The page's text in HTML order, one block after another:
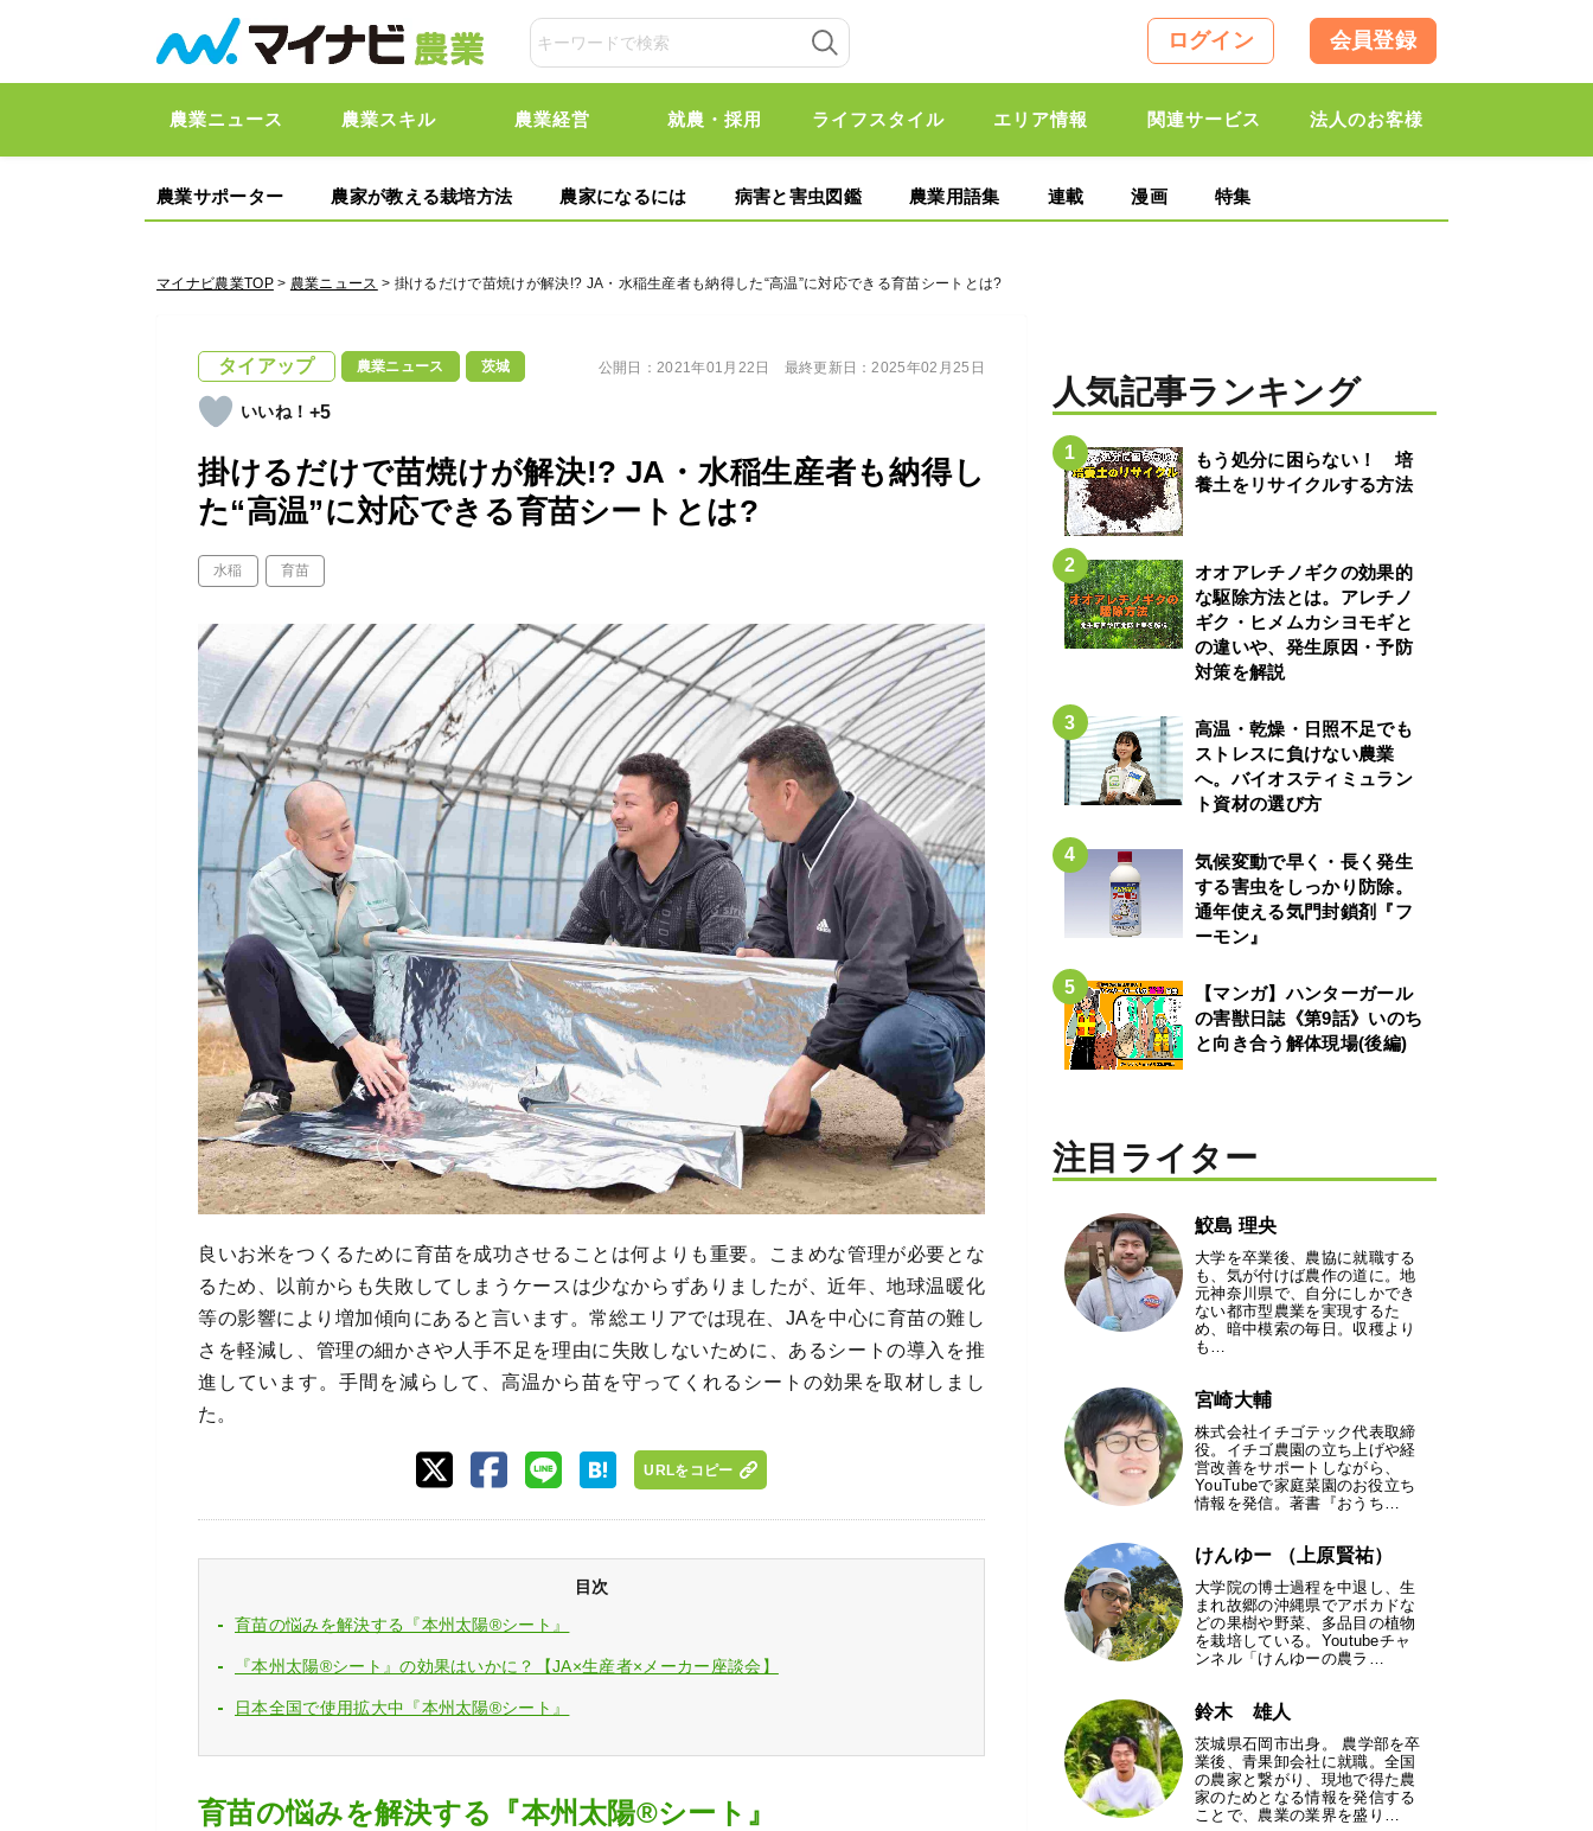
ログイン 会員登録
農業ニュース 農業スキル 農業経営 就農・採用 ライフスタイル エリア情報 関連サービス 法人のお客様
農業サポーター 農家が教える栽培方法 農家になるには 病害と害虫図鑑 農業用語集 連載 漫画 特集
マイナビ農業TOP> 農業ニュース > 掛けるだけで苗焼けが解決!? JA・水稲生産者も納得した“高温”に対応できる育苗シートとは?
タイアップ 農業ニュース 茨城
+5
掛けるだけで苗焼けが解決!? JA・水稲生産者も納得し
た“高温”に対応できる育苗シートとは?
水稲 育苗
公開日：2021年01月22日 最終更新日：2025年02月25日
良いお米をつくるために育苗を成功させることは何よりも重要。こまめな管理が必要とな
るため、以前からも失敗してしまうケースは少なからずありましたが、近年、地球温暖化
等の影響により増加傾向にあると言います。常総エリアでは現在、JAを中心に育苗の難し
さを軽減し、管理の細かさや人手不足を理由に失敗しないために、あるシートの導入を推
進しています。手間を減らして、高温から苗を守ってくれるシートの効果を取材しまし
た。
URLをコピー
目次
育苗の悩みを解決する『本州太陽®シート』
『本州太陽®シート』の効果はいかに？【JA×生産者×メーカー座談会】
日本全国で使用拡大中『本州太陽®シート』
育苗の悩みを解決する『本州太陽®シート』
人気記事ランキング
もう処分に困らない！ 培
養土をリサイクルする方法
オオアレチノギクの効果的
な駆除方法とは。アレチノ
ギク・ヒメムカシヨモギと
の違いや、発生原因・予防
対策を解説
高温・乾燥・日照不足でも
ストレスに負けない農業
へ。バイオスティミュラン
ト資材の選び方
気候変動で早く・長く発生
する害虫をしっかり防除。
通年使える気門封鎖剤『フ
ーモン』
【マンガ】ハンターガール
の害獣日誌《第9話》いのち
と向き合う解体現場(後編)
注目ライター
鮫島 理央
大学を卒業後、農協に就職する
も、気が付けば農作の道に。地
元神奈川県で、自分にしかでき
ない都市型農業を実現するた
め、暗中模索の毎日。収穫より
も…
宮崎大輔
株式会社イチゴテック代表取締
役。イチゴ農園の立ち上げや経
営改善をサポートしながら、
YouTubeで家庭菜園のお役立ち
情報を発信。著書『おうち…
けんゆー （上原賢祐）
大学院の博士過程を中退し、生
まれ故郷の沖縄県でアボカドな
どの果樹や野菜、多品目の植物
を栽培している。Youtubeチャ
ンネル「けんゆーの農ラ…
鈴木 雄人
茨城県石岡市出身。 農学部を卒
業後、青果卸会社に就職。全国
の農家と繋がり、現地で得た農
家のためとなる情報を発信する
ことで、農業の業界を盛り…